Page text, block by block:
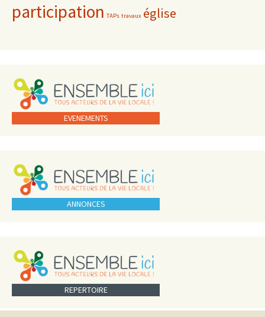
participation TAPs travaux église
EVENEMENTS
ANNONCES
REPERTOIRE